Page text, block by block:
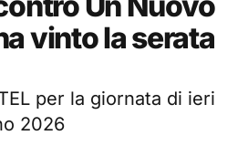
vinto la serata
per la giornata di ieri
2026